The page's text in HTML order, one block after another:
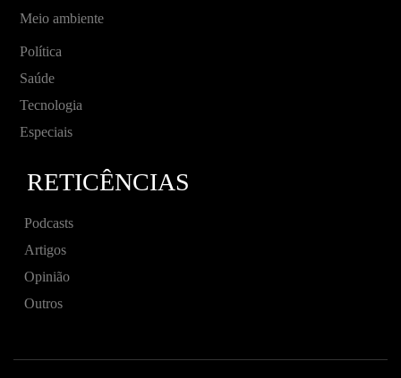
Meio ambiente
Política
Saúde
Tecnologia
Especiais
RETICÊNCIAS
Podcasts
Artigos
Opinião
Outros